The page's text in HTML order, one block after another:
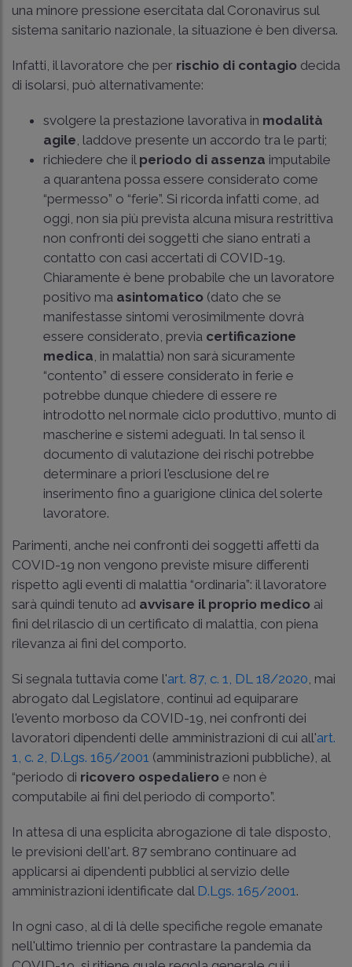
una minore pressione esercitata dal Coronavirus sul
sistema sanitario nazionale, la situazione è ben diversa.
Infatti, il lavoratore che per rischio di contagio decida
di isolarsi, può alternativamente:
svolgere la prestazione lavorativa in modalità
agile, laddove presente un accordo tra le parti;
richiedere che il periodo di assenza imputabile
a quarantena possa essere considerato come
“permesso” o “ferie”. Si ricorda infatti come, ad
oggi, non sia più prevista alcuna misura restrittiva
non confronti dei soggetti che siano entrati a
contatto con casi accertati di COVID-19.
Chiaramente è bene probabile che un lavoratore
positivo ma asintomatico (dato che se
manifestasse sintomi verosimilmente dovrà
essere considerato, previa certificazione
medica, in malattia) non sarà sicuramente
“contento” di essere considerato in ferie e
potrebbe dunque chiedere di essere re
introdotto nel normale ciclo produttivo, munto di
mascherine e sistemi adeguati. In tal senso il
documento di valutazione dei rischi potrebbe
determinare a priori l'esclusione del re
inserimento fino a guarigione clinica del solerte
lavoratore.
Parimenti, anche nei confronti dei soggetti affetti da
COVID-19 non vengono previste misure differenti
rispetto agli eventi di malattia “ordinaria”: il lavoratore
sarà quindi tenuto ad avvisare il proprio medico ai
fini del rilascio di un certificato di malattia, con piena
rilevanza ai fini del comporto.
Si segnala tuttavia come l'art. 87, c. 1, DL 18/2020, mai
abrogato dal Legislatore, continui ad equiparare
l'evento morboso da COVID-19, nei confronti dei
lavoratori dipendenti delle amministrazioni di cui all'art.
1, c. 2, D.Lgs. 165/2001 (amministrazioni pubbliche), al
“periodo di ricovero ospedaliero e non è
computabile ai fini del periodo di comporto”.
In attesa di una esplicita abrogazione di tale disposto,
le previsioni dell'art. 87 sembrano continuare ad
applicarsi ai dipendenti pubblici al servizio delle
amministrazioni identificate dal D.Lgs. 165/2001.
In ogni caso, al di là delle specifiche regole emanate
nell'ultimo triennio per contrastare la pandemia da